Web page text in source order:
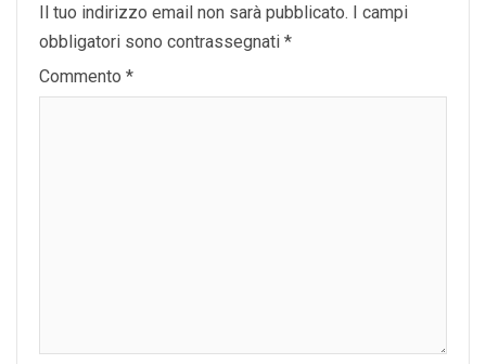
Il tuo indirizzo email non sarà pubblicato. I campi
obbligatori sono contrassegnati *
Commento *